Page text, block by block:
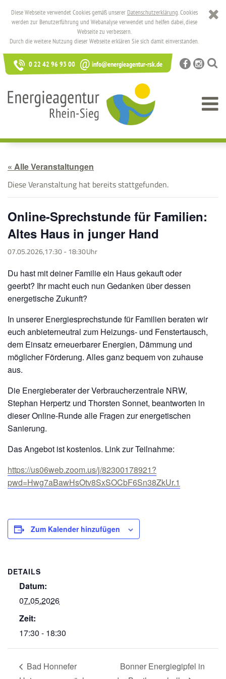
0 22 42 96 93 00 @ info@energieagentur-rsk.de
« Alle Veranstaltungen
Diese Veranstaltung hat bereits stattgefunden.
Online-Sprechstunde für Familien:
Altes Haus in junger Hand
07.05.2026,17:30- 18:30
Du hast mit deiner Familie ein Haus gekauft oder
geerbt? Ihr macht euch nun Gedanken über dessen
energetische Zukunft?
In unserer Energiesprechstunde für Familien beraten wir
euch anbieterneutral zum Heizungs- und Fenstertausch,
dem Einsatz erneuerbarer Energien, Dämmung und
möglicher Förderung. Alles ganz bequem von zuhause
aus.
Die Energieberater der Verbraucherzentrale NRW,
Stephan Herpertz und Thorsten Sonnet, beantworten in
dieser Online-Runde alle Fragen zur energetischen
Sanierung.
Das Angebot ist kostenlos. Link zur Teilnahme:
https://us06web.zoom.us/j/82300178921?
pwd=Hwg7aBawHsOtv8SxSOCbF6Sn38ZkUr.1
Zum Kalender hinzufügen
DETAILS
Datum:
07.05.2026
Zeit:
17:30 - 18:30
Bad Honnefer
Bonner Energiegipfel in
Diese Webseite verwendet Cookies gemäß unserer Datenschutzerklärung. Cookies
werden zur Benutzerführung und Webanalyse verwendet und helfen dabei, diese
Webseite zu verbessern.
Durch die weitere Nutzung dieser Webseite erklären Sie sich damit einverstanden.